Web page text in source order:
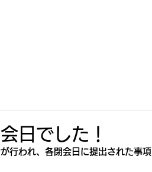
日でした！
われ、各閉会日に提出された事項